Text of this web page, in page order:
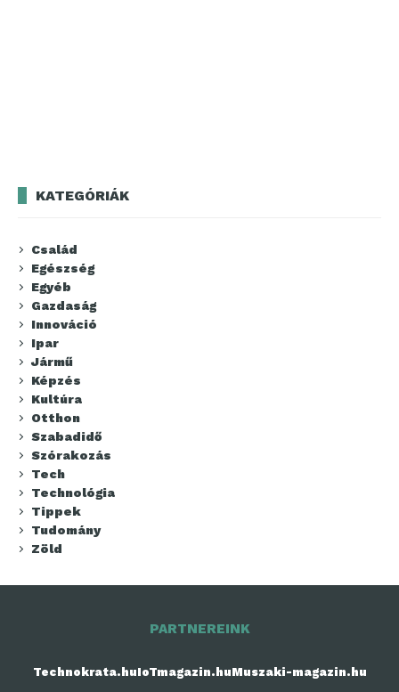
KATEGÓRIÁK
Család
Egészség
Egyéb
Gazdaság
Innováció
Ipar
Jármű
Képzés
Kultúra
Otthon
Szabadidő
Szórakozás
Tech
Technológia
Tippek
Tudomány
Zöld
PARTNEREINK
Technokrata.huIoTmagazin.huMuszaki-magazin.hu